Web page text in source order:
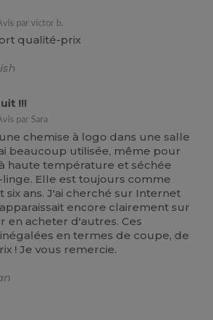
par victor b.
qualité-prix
!!!
par Sara
chemise à logo dans une salle
beaucoup utilisée, même pour
haute température et séchée
linge. Elle est toujours comme
six ans. J'ai cherché sur Internet
encore clairement sur
en acheter d'autres. Ces
en termes de coupe, de
! Je vous remercie.